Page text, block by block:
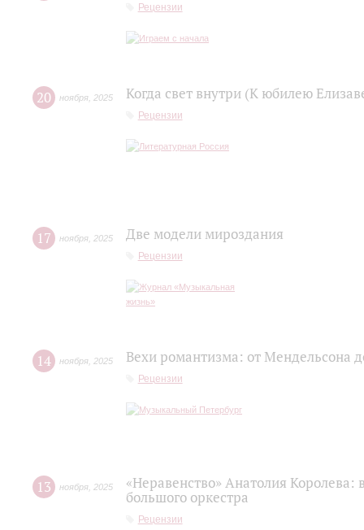
Рецензии
20 ноября 2025 Когда свет внутри (К юбилею
Рецензии
17 ноября 2025 Две модели мироздания
Рецензии
14 ноября 2025 Вехи романтизма: от Мендельсона
Рецензии
13 ноября 2025
«Неравенство» Анатолия Королева:
большого оркестра
Рецензии